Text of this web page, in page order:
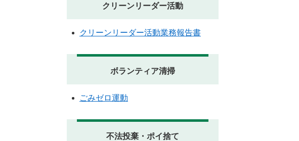
クリーンリーダー活動
クリーンリーダー活動業務報告書
ボランティア清掃
ごみゼロ運動
不法投棄・ポイ捨て